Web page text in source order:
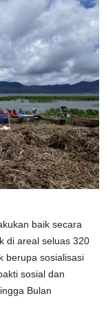
baik secara
di areal seluas 320
berupa sosialisasi
sosial dan
Bulan